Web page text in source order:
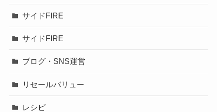
サイドFIRE
サイドFIRE
ブログ・SNS運営
リセールバリュー
レシピ